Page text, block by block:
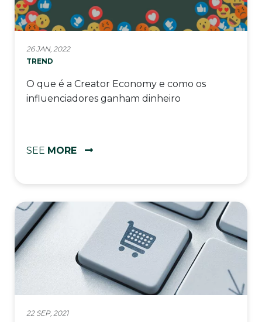
26 JAN, 2022
TREND
O que é a Creator Economy e como os
influenciadores ganham dinheiro
SEE MORE
22 SEP, 2021